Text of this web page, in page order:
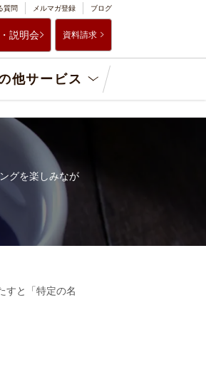
説明会 資料請求
質問 メルマガ登録 ブログ
他サービス
グを楽しみなが
すと「特定の名